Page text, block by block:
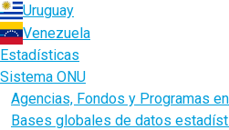
Uruguay
Venezuela
Estadísticas
Sistema ONU
Agencias, Fondos y Programas
Bases globales de datos